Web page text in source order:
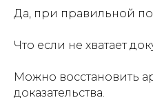
Да, при правильной
Что если не хватает
Можно восстановить
доказательства.